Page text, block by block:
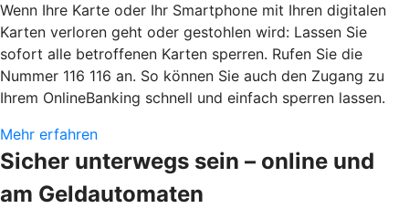
Wenn Ihre Karte oder Ihr Smartphone mit Ihren digitalen
Karten verloren geht oder gestohlen wird: Lassen Sie
sofort alle betroffenen Karten sperren. Rufen Sie die
Nummer 116 116 an. So können Sie auch den Zugang zu
Ihrem OnlineBanking schnell und einfach sperren lassen.
Mehr erfahren
Sicher unterwegs sein – online und
am Geldautomaten